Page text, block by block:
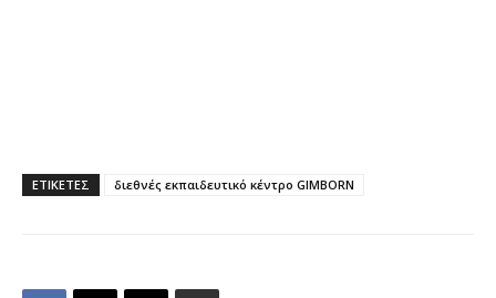
ΕΤΙΚΕΤΕΣ διεθνές εκπαιδευτικό κέντρο GIMBORN